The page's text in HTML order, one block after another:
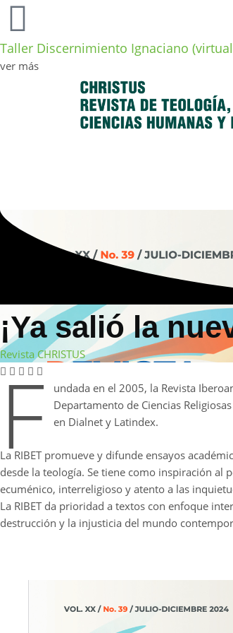
Taller Discernimiento Ignaciano
ver más
¡Ya salió la
Revista CHRISTUS
F
undada en el 2005, la Revista
Departamento de Ciencias
en Dialnet y Latindex.
La RIBET promueve y difunde ensayos
desde la teología. Se tiene como inspiración
ecuménico, interreligioso y atento a las
La RIBET da prioridad a textos con enfoque
destrucción y la injusticia del mundo